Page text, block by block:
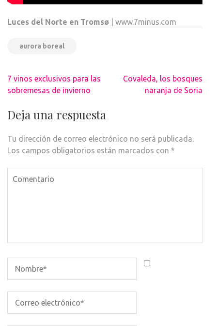
Luces del Norte en Tromsø | www.7minus.com
aurora boreal
Navegación
de
7 vinos exclusivos para las
sobremesas de invierno
Covaleda, los bosques
naranja de Soria
Deja una respuesta
Tu dirección de correo electrónico no será publicada.
Los campos obligatorios están marcados con *